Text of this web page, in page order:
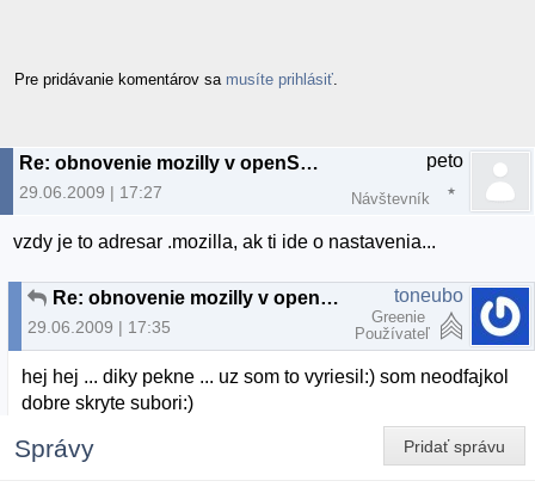
Pre pridávanie komentárov sa musíte prihlásiť
Re: obnovenie mozilly v openSUSE
29.06.2009 | 17:27
peto
Návštevník
vzdy je to adresar .mozilla, ak ti ide o nastavenia...
Re: obnovenie mozilly v openSUSE
29.06.2009 | 17:35
toneubo
Greenie
Používateľ
hej hej ... diky pekne ... uz som to vyriesil:) som neodfajkol
dobre skryte subori:)
Pridať správu
Správy